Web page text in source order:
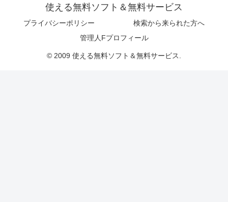
使える無料ソフト＆無料サービス
プライバシーポリシー
検索から来られた方へ
管理人Fプロフィール
© 2009 使える無料ソフト＆無料サービス.